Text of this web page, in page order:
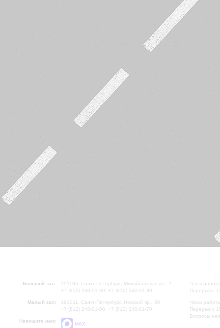
Большой зал:
191186, Санкт-Петербург, Михайловская ул., 2
+7 (812) 240-01-00, +7 (812) 240-01-80
Малый зал:
191011, Санкт-Петербург, Невский пр., 30
+7 (812) 240-01-00, +7 (812) 240-01-70
Напишите нам:
MAX
Часы
Перерыв с
Часы
Перерыв с
Вопросы